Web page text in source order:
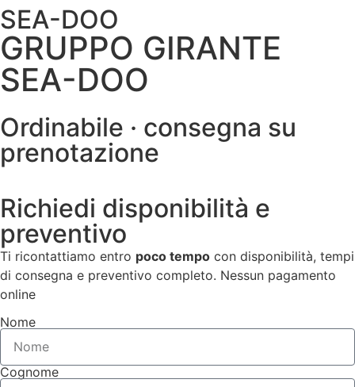
SEA-DOO
GRUPPO GIRANTE
SEA-DOO
Ordinabile · consegna su
prenotazione
Richiedi disponibilità e
preventivo
Ti ricontattiamo entro poco tempo con disponibilità, tempi
di consegna e preventivo completo. Nessun pagamento
online
Nome
Cognome